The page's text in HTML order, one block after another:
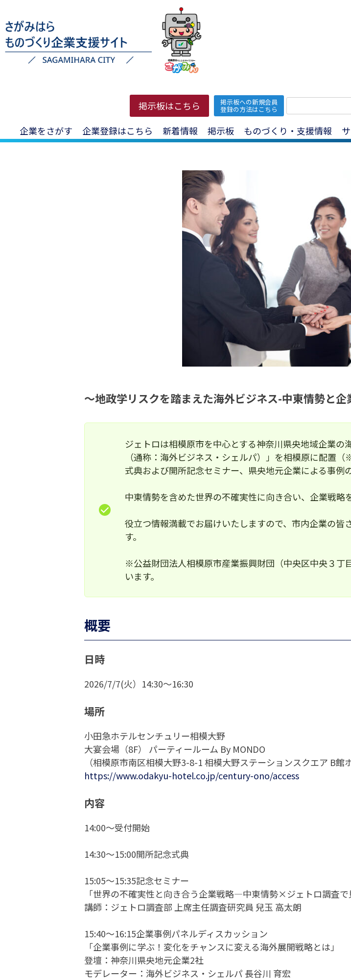
掲示板はこちら 掲示板への新規会員
登録の方法はこちら
企業をさがす 企業登録はこちら 新着情報 掲示板 ものづくり・支援情報
【JETRO】ジェトロ横浜・海外展開サポ
～地政学リスクを踏まえた海外ビジネス-中東情勢と
ジェトロは相模原市を中心とする神奈川県央地域企業
（通称：海外ビジネス・シェルパ）」を相模原に配置
式典および開所記念セミナー、県央地元企業による事例
中東情勢を含めた世界の不確実性に向き合い、企業戦略
役立つ情報満載でお届けいたしますので、市内企業の
す。
※公益財団法人相模原市産業振興財団（中央区中央３丁
います。
概要
日時
2026/7/7(火）14:30～16:30
場所
小田急ホテルセンチュリー相模大野
大宴会場（8F） パーティールーム By MONDO
（相模原市南区相模大野3-8-1 相模大野ステーションスクエア B館
https://www.odakyu-hotel.co.jp/century-ono/access
内容
14:00～受付開始
14:30～15:00開所記念式典
15:05～15:35記念セミナー
「世界の不確実性と向き合う企業戦略―中東情勢×ジェトロ調査で
講師：ジェトロ調査部 上席主任調査研究員 兒玉 高太朗
15:40～16:15企業事例パネルディスカッション
「企業事例に学ぶ！変化をチャンスに変える海外展開戦略とは」
登壇：神奈川県央地元企業2社
モデレーター：海外ビジネス・シェルパ 長谷川 育宏